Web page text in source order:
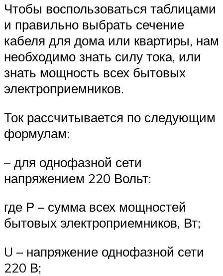
Чтобы воспользоваться таблицами
и правильно выбрать сечение
кабеля для дома или квартиры, нам
необходимо знать силу тока, или
знать мощность всех бытовых
электроприемников.
Ток рассчитывается по следующим
формулам:
– для однофазной сети
напряжением 220 Вольт:
где Р – сумма всех мощностей
бытовых электроприемников, Вт;
U – напряжение однофазной сети
220 В;